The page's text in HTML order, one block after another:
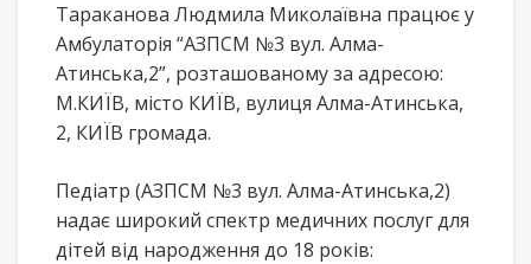
Тараканова Людмила Миколаївна працює у
Амбулаторія “АЗПСМ №3 вул. Алма-
Атинська,2”, розташованому за адресою:
М.КИЇВ, місто КИЇВ, вулиця Алма-Атинська,
2, КИЇВ громада.
Педіатр (АЗПСМ №3 вул. Алма-Атинська,2)
надає широкий спектр медичних послуг для
дітей від народження до 18 років: